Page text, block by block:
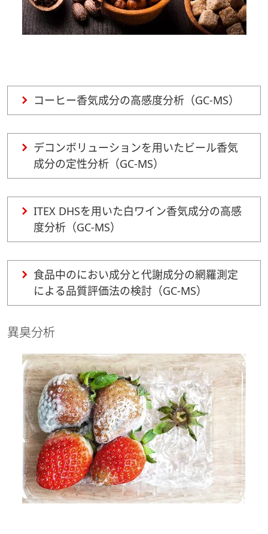
コーヒー香気成分の高感度分析（GC-MS）
デコンボリューションを用いたビール香気
成分の定性分析（GC-MS）
ITEX DHSを用いた白ワイン香気成分の高感
度分析（GC-MS）
食品中のにおい成分と代謝成分の網羅測定
による品質評価法の検討（GC-MS）
異臭分析